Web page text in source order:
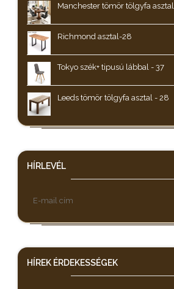
Manchester tömör tölgyfa
Richmond asztal-28
Tokyo szék+ tipusú lábbal - 37
Leeds tömör tölgyfa asztal - 28
HÍRLEVÉL
HÍREK ÉRDEKESSÉGEK